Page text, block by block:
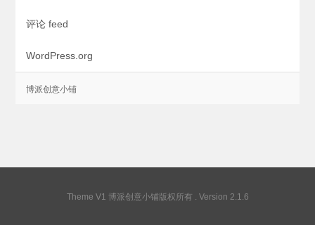
评论 feed
WordPress.org
Theme V1 博派创意小铺版权所有 . Version 2.1.6